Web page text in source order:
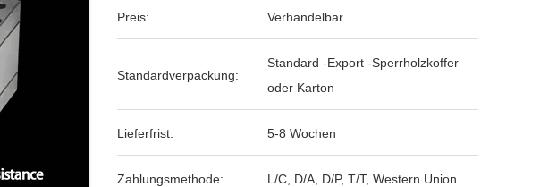
Preis: Verhandelbar
Standardverpackung:
Standard -Export -Sperrholzkoffer
oder Karton
Lieferfrist: 5-8 Wochen
Zahlungsmethode: L/C, D/A, D/P, T/T, Western Union